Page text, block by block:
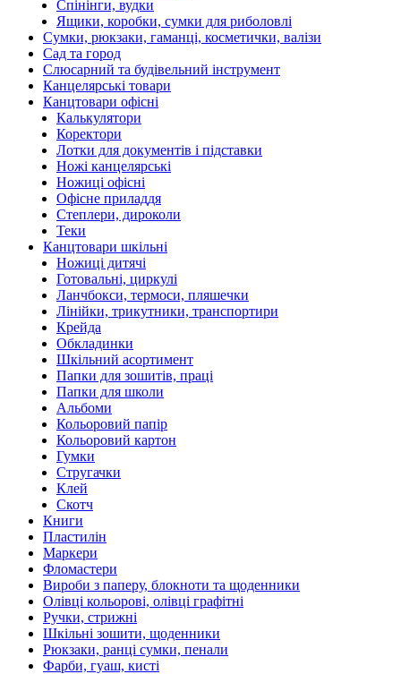
Спінінги, вудки
Ящики, коробки, сумки для риболовлі
Сумки, рюкзаки, гаманці, косметички, валізи
Сад та город
Слюсарний та будівельний інструмент
Канцелярські товари
Канцтовари офісні
Калькулятори
Коректори
Лотки для документів і підставки
Ножі канцелярські
Ножиці офісні
Офісне приладдя
Степлери, дироколи
Теки
Канцтовари шкільні
Ножиці дитячі
Готовальні, циркулі
Ланчбокси, термоси, пляшечки
Лінійки, трикутники, транспортири
Крейда
Обкладинки
Шкільний асортимент
Папки для зошитів, праці
Папки для школи
Альбоми
Кольоровий папір
Кольоровий картон
Гумки
Стругачки
Клей
Скотч
Книги
Пластилін
Маркери
Фломастери
Вироби з паперу, блокноти та щоденники
Олівці кольорові, олівці графітні
Ручки, стрижні
Шкільні зошити, щоденники
Рюкзаки, ранці сумки, пенали
Фарби, гуаш, кисті